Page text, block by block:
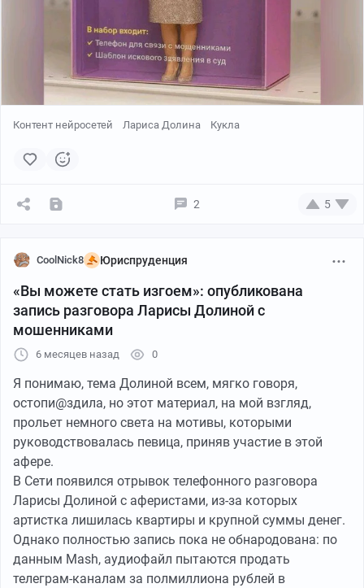
Контент нейросетей Лариса Долина Кукла
2 5
CoolNick8 Юриспруденция
«Вы можете стать изгоем»: опубликована
запись разговора Ларисы Долиной с
мошенниками
6 месяцев назад 0
Я понимаю, тема Долиной всем, мягко говоря,
остопи@здила, но этот материал, на мой взгляд,
прольет немного света на мотивы, которыми
руководствовалась певица, приняв участие в этой
афере.
В Сети появился отрывок телефонного разговора
Ларисы Долиной с аферистами, из-за которых
артистка лишилась квартиры и крупной суммы денег.
Однако полностью запись пока не обнародована: по
данным Mash, аудиофайл пытаются продать
телеграм-каналам за полмиллиона рублей в